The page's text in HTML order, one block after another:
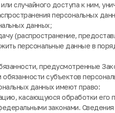
случайного доступа к ним,
персональных
данных;
(распространение,
персональные данные в
предусмотренные
субъектов
данных имеют право:
касающуюся обработки его
законами.